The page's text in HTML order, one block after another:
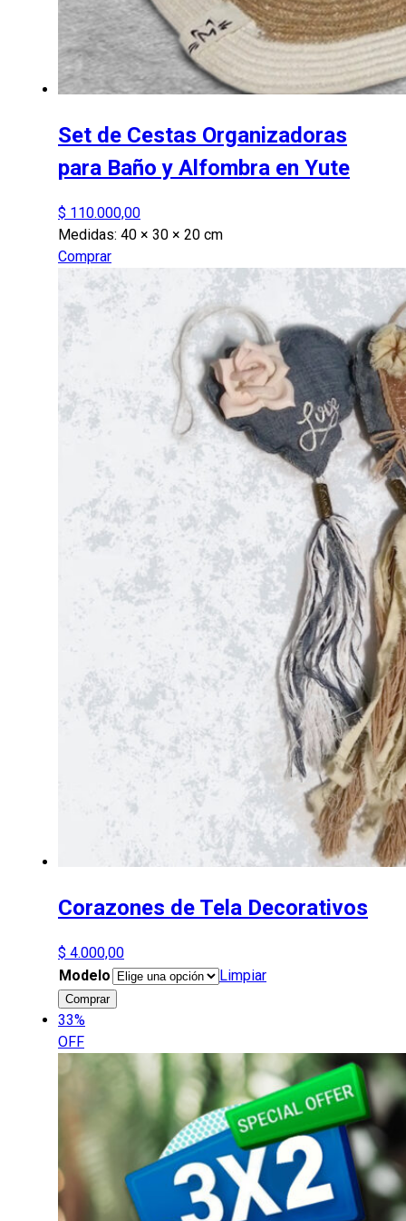
Set de Cestas Organizadoras
para Baño y Alfombra en Yute
$ 110.000,00
Medidas: 40 × 30 × 20 cm
Comprar
Corazones de Tela Decorativos
$ 4.000,00
Modelo
Limpiar
Corazones
de
Tela
Decorativos
Comprar
33%
OFF